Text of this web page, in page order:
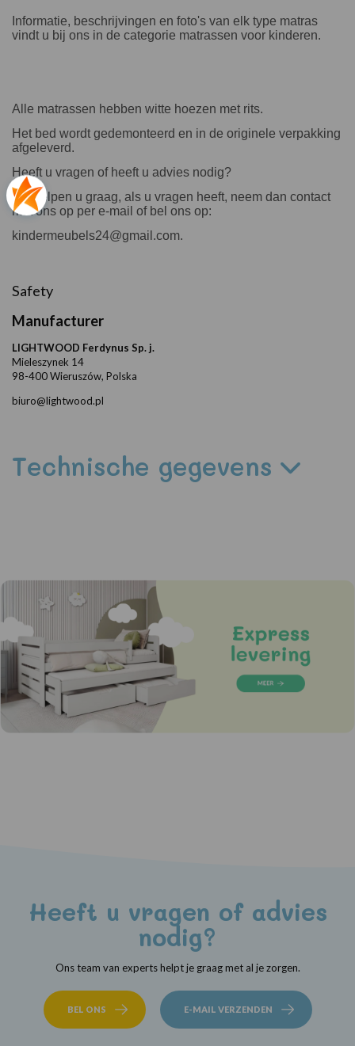
Informatie, beschrijvingen en foto's van elk type matras
vindt u bij ons in de categorie matrassen voor kinderen.
Alle matrassen hebben witte hoezen met rits.
Het bed wordt gedemonteerd en in de originele verpakking
afgeleverd.
Heeft u vragen of heeft u advies nodig?
Wij helpen u graag, als u vragen heeft, neem dan contact
met ons op per e-mail of bel ons op:
kindermeubels24@gmail.com.
Safety
Manufacturer
LIGHTWOOD Ferdynus Sp. j.
Mieleszynek 14
98-400 Wieruszów, Polska
biuro@lightwood.pl
Technische gegevens
Heeft u vragen of advies
nodig?
Ons team van experts helpt je graag met al je zorgen.
BEL ONS E-MAIL VERZENDEN